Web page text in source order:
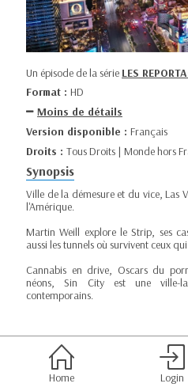
Un épisode de la série LES
Format : HD
Moins de détails
Version disponible : Français
Droits : Tous Droits | Monde hors
Synopsis
Ville de la démesure et du vice, Las
l'Amérique.
Martin Weill explore le Strip, ses
aussi les tunnels où survivent ceux
Cannabis en drive, Oscars du
néons, Sin City est une ville-
contemporains.
Home Login